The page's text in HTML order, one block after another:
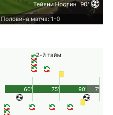
Тейяни Нослин 90'
Половина матча: 1-0
2-й тайм
90'
60' 75' 7'